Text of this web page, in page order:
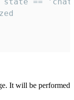
==
It will be performed